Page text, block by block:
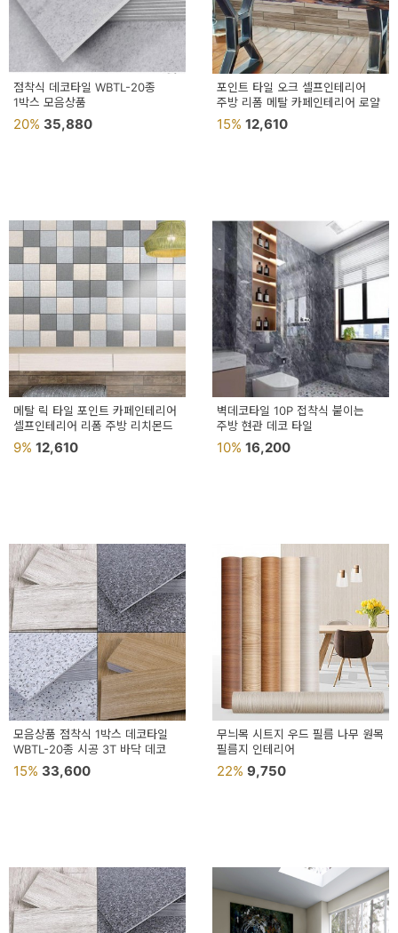
점착식 데코타일 WBTL-20종
1박스 모음상품
20% 35,880
포인트 타일 오크 셀프인테리어
주방 리폼 메탈 카페인테리어 로얄
15% 12,610
메탈 릭 타일 포인트 카페인테리어
셀프인테리어 리폼 주방 리치몬드
9% 12,610
벽데코타일 10P 접착식 붙이는
주방 현관 데코 타일
10% 16,200
모음상품 점착식 1박스 데코타일
WBTL-20종 시공 3T 바닥 데코
15% 33,600
무늬목 시트지 우드 필름 나무 원목
필름지 인테리어
22% 9,750